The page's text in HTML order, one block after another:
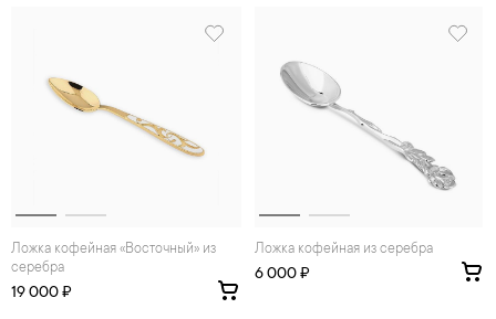
Ложка кофейная «Восточный» из
серебра
19 000 ₽
Ложка кофейная из серебра
6 000 ₽